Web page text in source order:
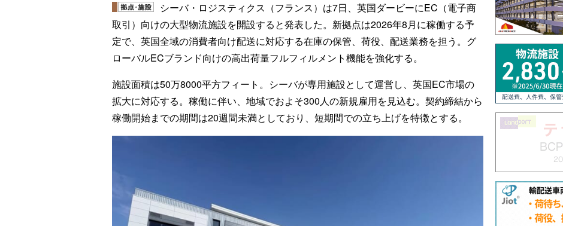
シーバ・ロジスティクス（フランス）は7日、英国ダービーにEC（電子商
取引）向けの大型物流施設を開設すると発表した。新拠点は2026年8月に稼働する予
定で、英国全域の消費者向け配送に対応する在庫の保管、荷役、配送業務を担う。グ
ローバルECブランド向けの高出荷量フルフィルメント機能を強化する。
施設面積は50万8000平方フィート。シーバが専用施設として運営し、英国EC市場の
拡大に対応する。稼働に伴い、地域でおよそ300人の新規雇用を見込む。契約締結から
稼働開始までの期間は20週間未満としており、短期間での立ち上げを特徴とする。